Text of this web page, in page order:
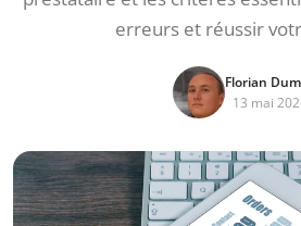
erreurs et réussir
Florian
13 mai